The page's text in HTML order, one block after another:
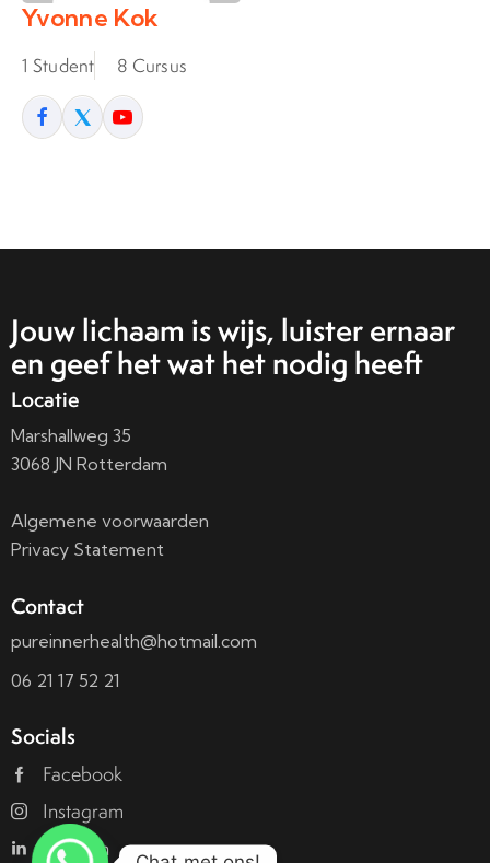
Yvonne Kok
1 Student 8 Cursus
Jouw lichaam is wijs, luister ernaar
en geef het wat het nodig heeft
Locatie
Marshallweg 35
3068 JN Rotterdam
Algemene voorwaarden
Privacy Statement
Contact
pureinnerhealth@hotmail.com
06 21 17 52 21
Socials
Facebook
Instagram
Linkedin